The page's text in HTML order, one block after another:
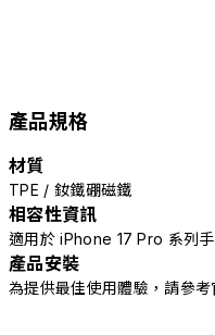
產品規格
材質
TPE / 釹鐵硼磁鐵
相容性資訊
適用於 iPhone 17 Pro 系列
產品安裝
為提供最佳使用體驗，請參考